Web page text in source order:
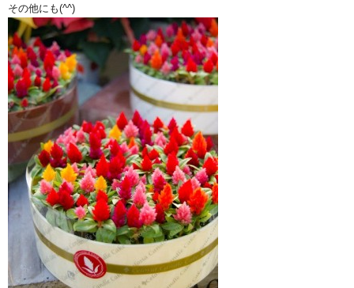
その他にも(^^)